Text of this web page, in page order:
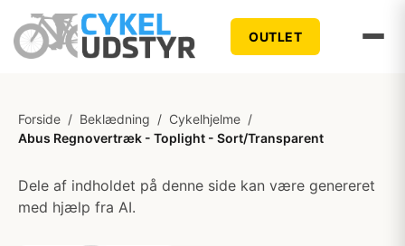
OUTLET
Forside / Beklædning / Cykelhjelme /
Abus Regnovertræk - Toplight - Sort/Transparent
Dele af indholdet på denne side kan være genereret
med hjælp fra AI.